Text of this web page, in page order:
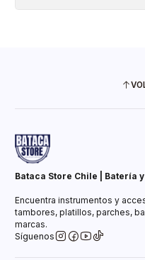
Bataca Store Chile | Batería
Encuentra instrumentos y
tambores, platillos, parches,
marcas.
Síguenos